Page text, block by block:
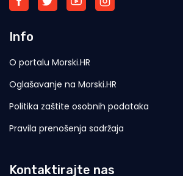
Info
O portalu Morski.HR
Oglašavanje na Morski.HR
Politika zaštite osobnih podataka
Pravila prenošenja sadržaja
Kontaktirajte nas